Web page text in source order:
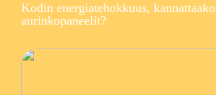
Kodin energiatehokkuus, kannattaako
aurinkopaneelit?